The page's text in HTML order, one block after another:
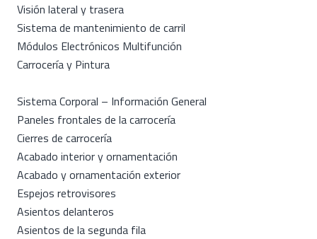
Visión lateral y trasera
Sistema de mantenimiento de carril
Módulos Electrónicos Multifunción
Carrocería y Pintura
Sistema Corporal – Información General
Paneles frontales de la carrocería
Cierres de carrocería
Acabado interior y ornamentación
Acabado y ornamentación exterior
Espejos retrovisores
Asientos delanteros
Asientos de la segunda fila